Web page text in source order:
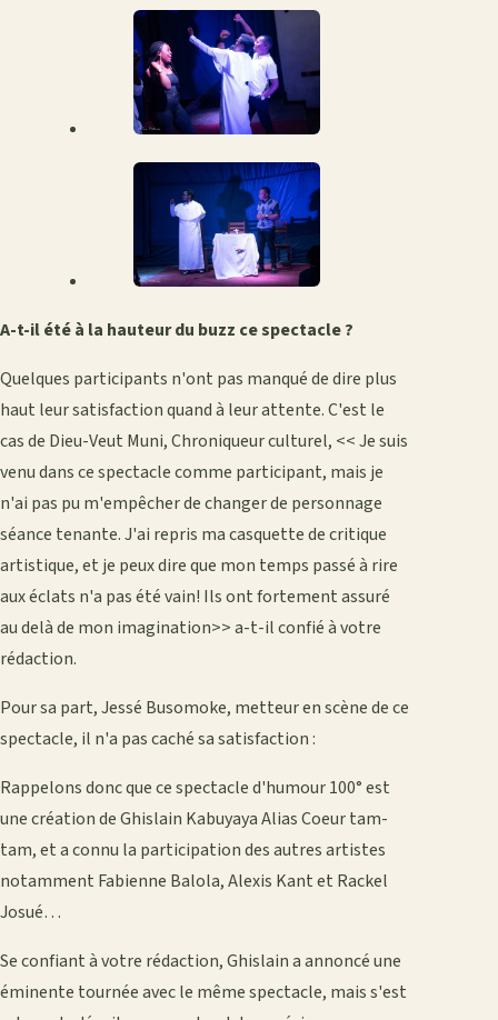
A-t-il été à la hauteur du buzz ce spectacle ?
Quelques participants n'ont pas manqué de dire plus
haut leur satisfaction quand à leur attente. C'est le
cas de Dieu-Veut Muni, Chroniqueur culturel, << Je suis
venu dans ce spectacle comme participant, mais je
n'ai pas pu m'empêcher de changer de personnage
séance tenante. J'ai repris ma casquette de critique
artistique, et je peux dire que mon temps passé à rire
aux éclats n'a pas été vain! Ils ont fortement assuré
au delà de mon imagination>> a-t-il confié à votre
rédaction.
Pour sa part, Jessé Busomoke, metteur en scène de ce
spectacle, il n'a pas caché sa satisfaction :
Rappelons donc que ce spectacle d'humour 100° est
une création de Ghislain Kabuyaya Alias Coeur tam-
tam, et a connu la participation des autres artistes
notamment Fabienne Balola, Alexis Kant et Rackel
Josué…
Se confiant à votre rédaction, Ghislain a annoncé une
éminente tournée avec le même spectacle, mais s'est